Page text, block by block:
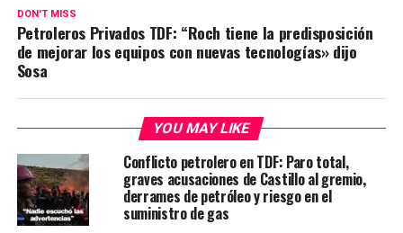
DON'T MISS
Petroleros Privados TDF: “Roch tiene la predisposición
de mejorar los equipos con nuevas tecnologías» dijo
Sosa
YOU MAY LIKE
Conflicto petrolero en TDF: Paro total,
graves acusaciones de Castillo al gremio,
derrames de petróleo y riesgo en el
suministro de gas